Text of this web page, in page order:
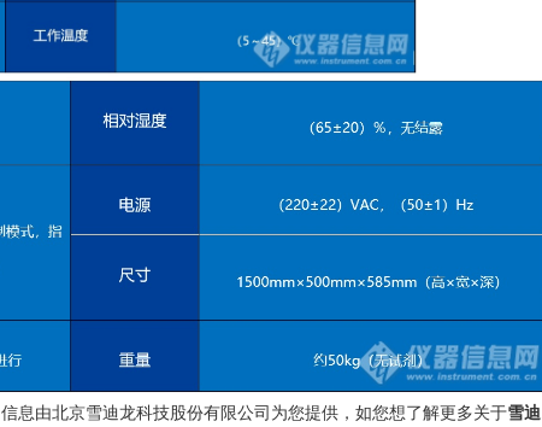
息由北京雪迪龙科技股份有限公司为您提供，如您想了解更多关于雪迪